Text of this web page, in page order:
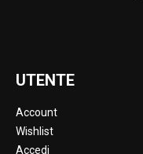
UTENTE
Account
Wishlist
Accedi